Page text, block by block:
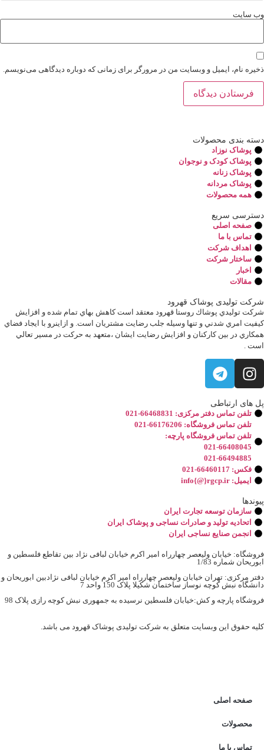
سایت
نام، ایمیل و وبسایت من در مرورگر برای زمانی که دوباره دیدگاهی می‌نویسم.
بندی محصولات
پوشاک نوزاد
پوشاک کودک و نوجوان
پوشاک زنانه
پوشاک مردانه
همه محصولات
سریع
صفحه اصلی
تماس با ما
اهداف شرکت
ساختار شرکت
اخبار
مقالات
تولیدی پوشاک قهرود
توليدي پوشاك روستا قهرود معتقد است كاهش بهاي تمام شده و افزايش
امري شدني و تنها وسيله جلب رضايت مشتريان است. و ازاينرو با ايجاد فضاي
در بين كاركنان و افزايش رضايت ايشان ،متعهد به حركت در مسير تعالي
.
های ارتباطی
تلفن تماس دفتر مرکزی: 66468831-021
تلفن تماس فروشگاه: 66176206-021
تلفن تماس فروشگاه پارچه:
021-66408045
021-66494885
فکس: 66460117-021
ایمیل: info{@}rgcp.ir
سازمان توسعه تجارت ايران
اتحاديه تولید و صادرات نساجی و پوشاک ایران
انجمن صنایع نساجی ایران
خیابان ولیعصر چهارراه امیر اکرم خیابان لبافی نژاد بین تقاطع فلسطین و
شماره 1/83
مرکزی: تهران خیابان ولیعصر چهارراه امیر اکرم خیابان لبافی نژادبین ابوریحان و
نبش کوچه نوساز ساختمان شکیلا پلاک 150 واحد 7
پارچه و کش:خیابان فلسطین نرسیده به جمهوری نبش کوچه رازی پلاک 98
حقوق این وبسایت متعلق به شرکت تولیدی پوشاک قهرود می باشد.
صفحه اصلی
محصولات
تماس با ما